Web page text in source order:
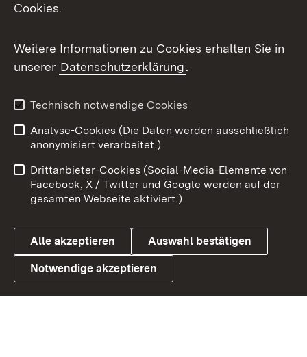
X / Twitter
Youtube
Link zum Landesportal
Impressum
Kontakt
Barrierefreiheit
Datenschutz
Cookies
Cookies.
Weitere Informationen zu Cookies erhalten Sie in
unserer Datenschutzerklärung.
Technisch notwendige Cookies
Analyse-Cookies (Die Daten werden ausschließlich
anonymisiert verarbeitet.)
Drittanbieter-Cookies (Social-Media-Elemente von
Facebook, X / Twitter und Google werden auf der
gesamten Webseite aktiviert.)
Alle akzeptieren Auswahl bestätigen
Notwendige akzeptieren